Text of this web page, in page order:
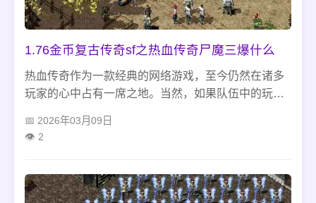
1.76金币复古传奇sf之热血传奇尸魔三爆什么
热血传奇作为一款经典的网络游戏，至今仍然在诸多
玩家的心中占有一席之地。当然，如果队伍中的玩家
2026年03月09日
2